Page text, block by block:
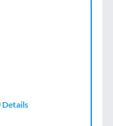
Details